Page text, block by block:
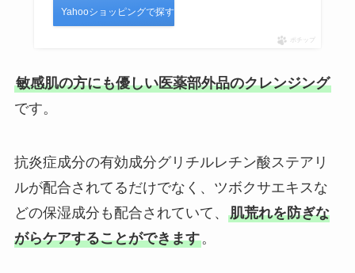
Yahooショッピングで探す
ポチップ
敏感肌の方にも優しい医薬部外品のクレンジング
です。
抗炎症成分の有効成分グリチルレチン酸ステアリ
ルが配合されてるだけでなく、ツボクサエキスな
どの保湿成分も配合されていて、 肌荒れを防ぎな
がらケアすることができます。